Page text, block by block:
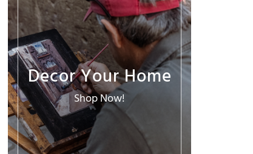
Decor Your Home
Shop Now!